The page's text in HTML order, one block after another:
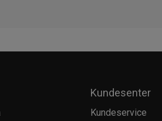
Kundesenter
Kundeservice